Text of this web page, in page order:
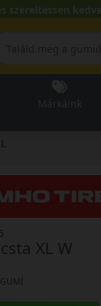
szereltessen
XL W